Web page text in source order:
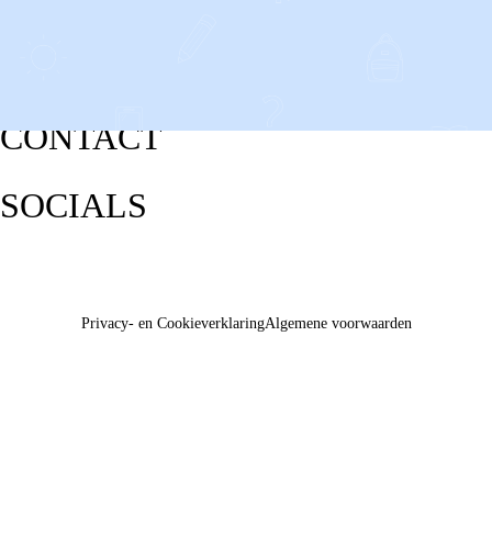
CONTACT
SOCIALS
Privacy- en CookieverklaringAlgemene voorwaarden